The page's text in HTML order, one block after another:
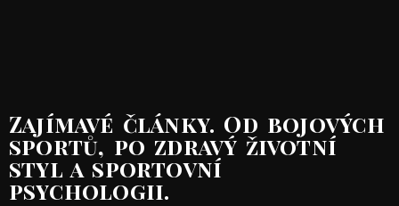
Zajímavé články. Od bojových
sportů, po zdravý životní
styl a sportovní
psychologii.